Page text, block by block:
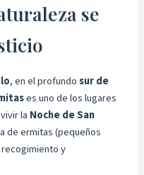
se
, en el profundosur de
es uno de los lugares
la Noche de San
de ermitas (pequeños
y